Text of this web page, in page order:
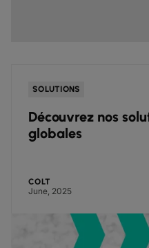
SOLUTIONS
Découvrez nos
globales
COLT
June, 2025